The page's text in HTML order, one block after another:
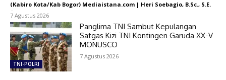
(Kabiro Kota/Kab Bogor) Mediaistana.com | Heri Soebagio, B.Sc., S.E.
-
7 Agustus 2026
TNI-POLRI
Panglima TNI Sambut Kepulangan
Satgas Kizi TNI Kontingen Garuda XX-V
MONUSCO
7 Agustus 2026